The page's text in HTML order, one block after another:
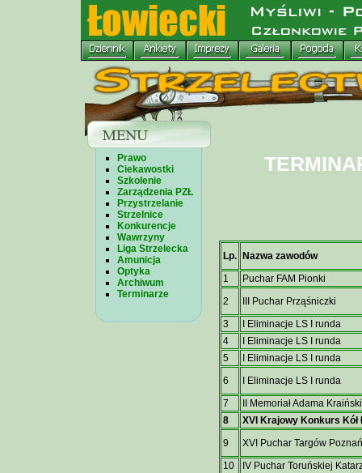
Prawo
Ciekawostki
Szkolenie
Zarządzenia PZŁ
Przystrzelanie
Strzelnice
Konkurencje
Wawrzyny
Liga Strzelecka
Amunicja
Optyka
Archiwum
Terminarze
Lp.
Nazwa zawodów
1
Puchar FAM Pionki
2
III Puchar Prząśniczki
3
I Eliminacje LS I runda
4
I Eliminacje LS I runda
5
I Eliminacje LS I runda
6
I Eliminacje LS I runda
7
II Memoriał Adama
8
XVI Krajowy Konkurs Kół
9
XVI Puchar Targów
10
IV Puchar Toruńskiej